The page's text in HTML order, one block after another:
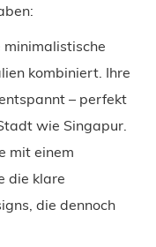
minimalistische
kombiniert. Ihre
– perfekt
wie Singapur.
mit einem
die klare
die dennoch